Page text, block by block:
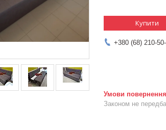
Купити
+380 (68) 210-
Законом не